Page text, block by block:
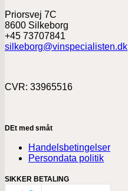
Priorsvej 7C
8600 Silkeborg
+45 73707841
silkeborg@vinspecialisten.dk
CVR: 33965516
DEt med småt
Handelsbetingelser
Persondata politik
SIKKER BETALING